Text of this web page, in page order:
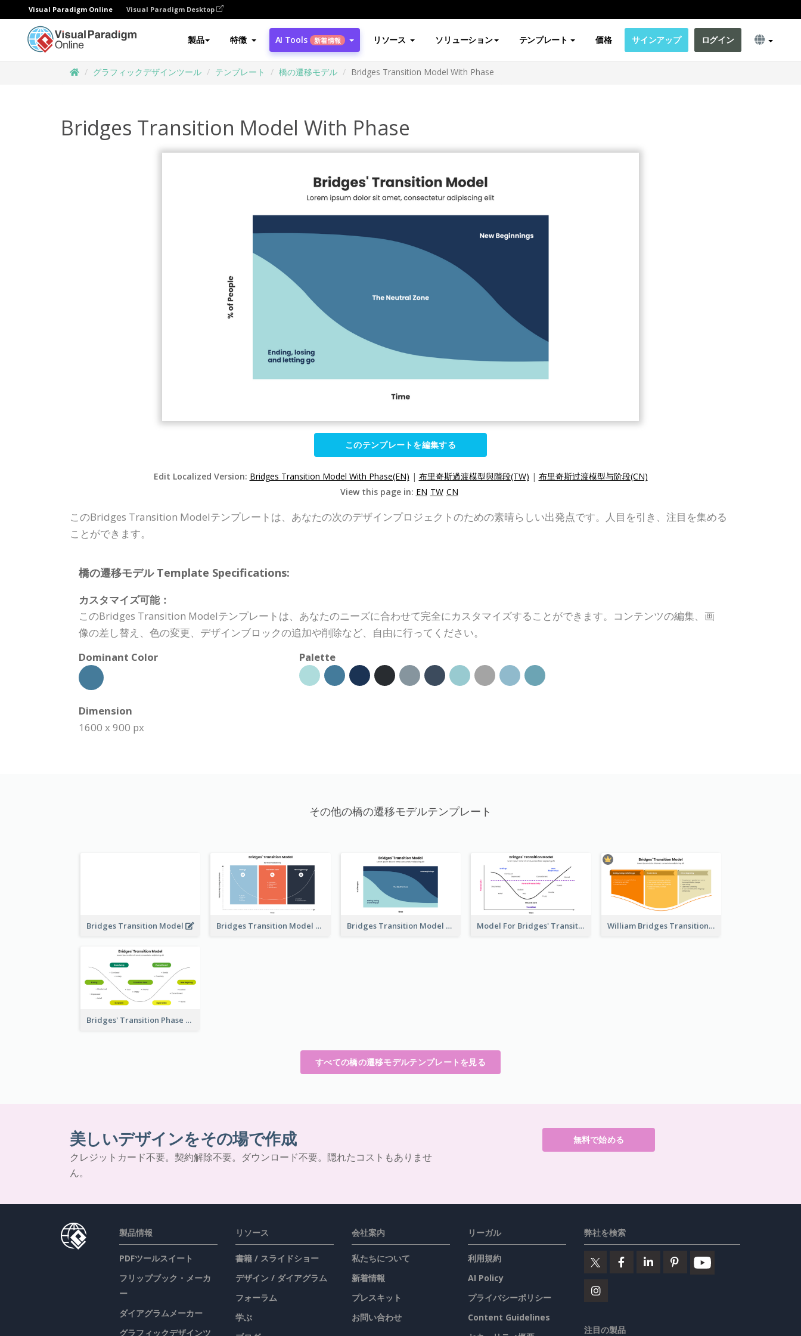
Visual Paradigm Online Visual Paradigm Desktop
製品 特徴 AI Tools 新着情報 リソース ソリューション テンプレート 価格 サインアップ ログイン
グラフィックデザインツール テンプレート 橋の遷移モデル Bridges Transition Model With Phase
Bridges Transition Model With Phase
このテンプレートを編集する
Edit Localized Version: Bridges Transition Model With Phase(EN) | 布里奇斯過渡模型與階段(TW) | 布里奇斯过渡模型与阶段(CN)
View this page in: EN TW CN
このBridges Transition Modelテンプレートは、あなたの次のデザインプロジェクトのための素晴らしい出発点です。人目を引き、注目を集める
ことができます。
橋の遷移モデル Template Specifications:
カスタマイズ可能：
このBridges Transition Modelテンプレートは、あなたのニーズに合わせて完全にカスタマイズすることができます。コンテンツの編集、画
像の差し替え、色の変更、デザインブロックの追加や削除など、自由に行ってください。
Dominant Color
Palette
Dimension
1600 x 900 px
その他の橋の遷移モデルテンプレート
Bridges Transition Model Bridges Transition Model Example Bridges Transition Model With Phase Model For Bridges' Transition William Bridges Transition Model
Bridges' Transition Phase Model
すべての橋の遷移モデルテンプレートを見る
美しいデザインをその場で作成
クレジットカード不要。契約解除不要。ダウンロード不要。隠れたコストもありませ
ん。
無料で始める
製品情報
PDFツールスイート
フリップブック・メーカ
ー
ダイアグラムメーカー
グラフィックデザインツ
リソース
書籍 / スライドショー
デザイン / ダイアグラム
フォーラム
学ぶ
会社案内
私たちについて
新着情報
プレスキット
お問い合わせ
リーガル
利用規約
AI Policy
プライバシーポリシー
Content Guidelines
弊社を検索
注目の製品